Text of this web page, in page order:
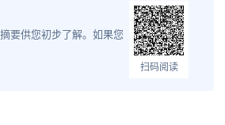
要供您初步了解。如果您
扫码阅读